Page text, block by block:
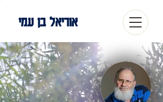
אוריאל בן עמי